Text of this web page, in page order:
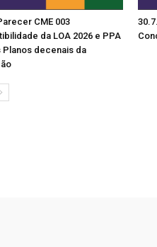
CME 003
da LOA 2026 e PPA
Planos decenais da